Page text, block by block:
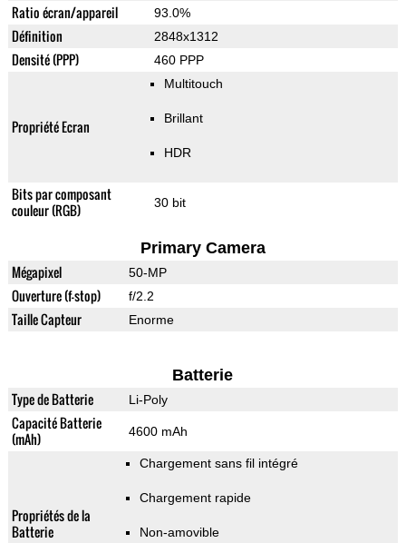
Ratio écran/appareil 93.0%
Définition 2848x1312
Densité (PPP) 460 PPP
Propriété Ecran
Multitouch
Brillant
HDR
Bits par composant
couleur (RGB)
30 bit
Primary Camera
Mégapixel 50-MP
Ouverture (f-stop) f/2.2
Taille Capteur Enorme
Batterie
Type de Batterie Li-Poly
Capacité Batterie
(mAh)
4600 mAh
Propriétés de la
Batterie
Chargement sans fil intégré
Chargement rapide
Non-amovible